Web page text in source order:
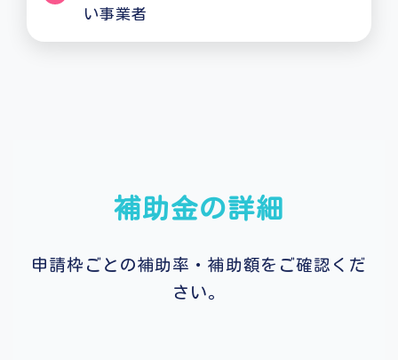
い事業者
補助金の詳細
申請枠ごとの補助率・補助額をご確認くだ
さい。